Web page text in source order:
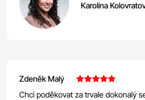
Karolína
Zdeněk Malý
Chci poděkovat za trvale dokonalý